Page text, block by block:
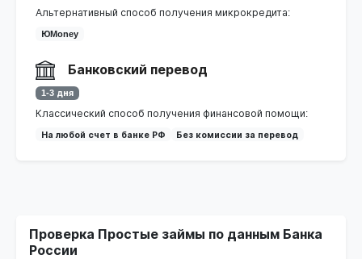
Альтернативный способ получения микрокредита:
ЮMoney
Банковский перевод
1-3 дня
Классический способ получения финансовой помощи:
На любой счет в банке РФ Без комиссии за перевод
Проверка Простые займы по данным Банка
России